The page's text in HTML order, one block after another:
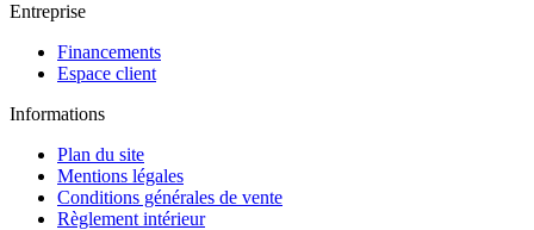
Entreprise
Financements
Espace client
Informations
Plan du site
Mentions légales
Conditions générales de vente
Règlement intérieur